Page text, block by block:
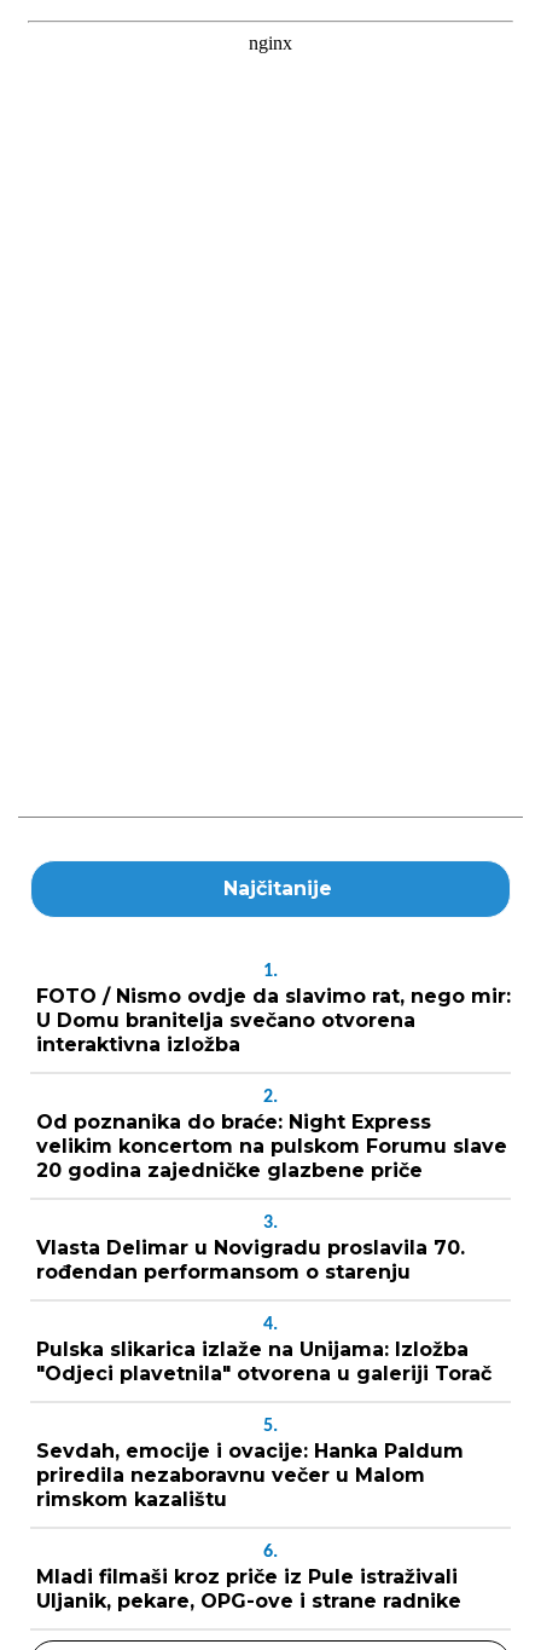
Najčitanije
1.
FOTO / Nismo ovdje da slavimo rat, nego mir:
U Domu branitelja svečano otvorena
interaktivna izložba
2.
Od poznanika do braće: Night Express
velikim koncertom na pulskom Forumu slave
20 godina zajedničke glazbene priče
3.
Vlasta Delimar u Novigradu proslavila 70.
rođendan performansom o starenju
4.
Pulska slikarica izlaže na Unijama: Izložba
"Odjeci plavetnila" otvorena u galeriji Torač
5.
Sevdah, emocije i ovacije: Hanka Paldum
priredila nezaboravnu večer u Malom
rimskom kazalištu
6.
Mladi filmaši kroz priče iz Pule istraživali
Uljanik, pekare, OPG-ove i strane radnike